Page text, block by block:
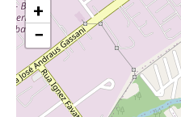
+
−